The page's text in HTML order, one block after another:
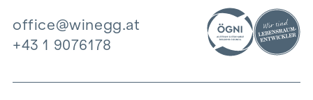
office@winegg.at
+43 1 9076178